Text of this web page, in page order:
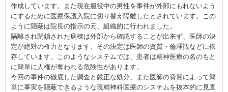
作成しています。また現在服役中の男性を事件が外部にもれないよう
にするために医療保護入院に切り替え隔離したとされています。この
ように隠蔽は院長の指示の元、組織的に行われました。
隔離され閉鎖された病棟は外部から確認することが出来ず、医師の決
定が絶対の権力となります。その決定は医師の資質・倫理観などに依
存しています。このようなシステムでは、患者は精神医療の名のもと
に簡単に人権が奪われる危険性があります。
今回の事件の徹底した調査と厳正な処分、また医師の資質によって簡
単に事実を隠蔽できるような現精神科医療のシステムを抜本的に見直